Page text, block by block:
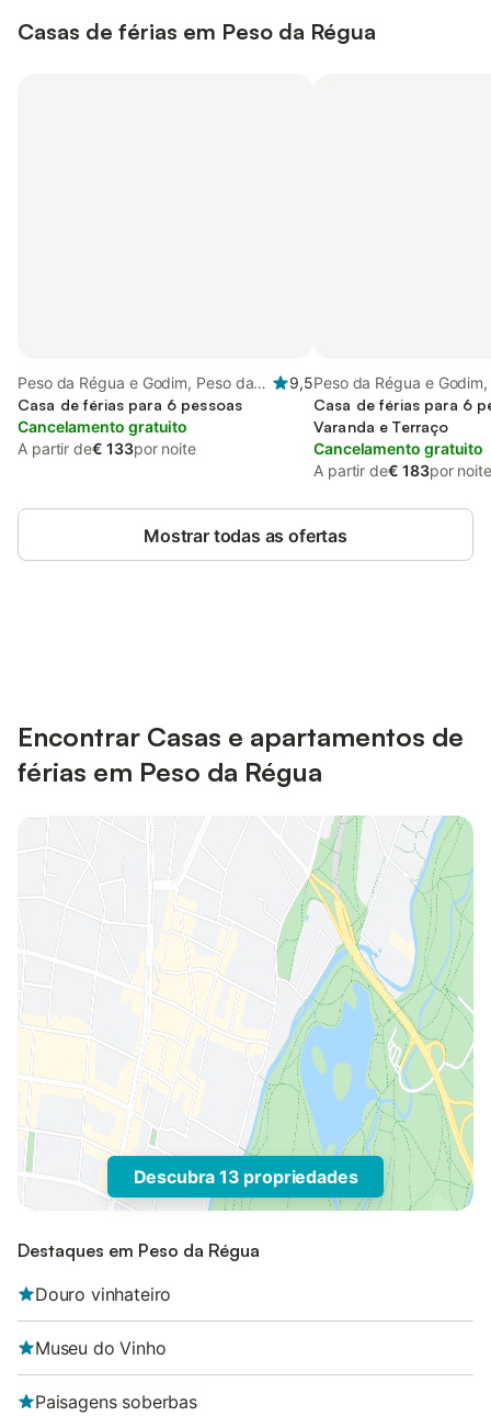
Casas de férias em Peso da Régua
Peso da Régua e Godim, Peso da
Régua
9,5
Casa de férias para 6 pessoas
Cancelamento gratuito
A partir de€ 133por noite
Peso da Régua e
Casa de férias para 6
Varanda e Terraço
Cancelamento gratuito
A partir de€ 183por noite
Mostrar todas as ofertas
Encontrar Casas e apartamentos de
férias em Peso da Régua
Descubra 13 propriedades
Destaques em Peso da Régua
Douro vinhateiro
Museu do Vinho
Paisagens soberbas